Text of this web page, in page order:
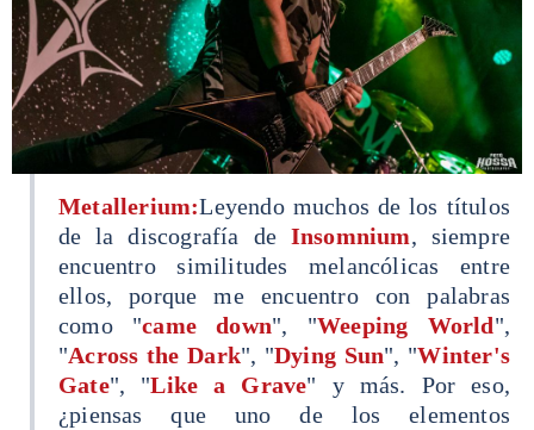
Metallerium:Leyendo muchos de los títulos
de la discografía de Insomnium, siempre
encuentro similitudes melancólicas entre
ellos, porque me encuentro con palabras
como "came down", "Weeping World",
"Across the Dark", "Dying Sun", "Winter's
Gate", "Like a Grave" y más. Por eso,
¿piensas que uno de los elementos